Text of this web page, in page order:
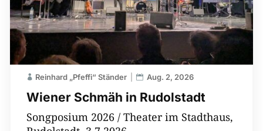
Wiener Schmäh in Rudolstadt
Reinhard „Pfeffi“ Ständer Aug. 2, 2026
Songposium 2026 / Theater im Stadthaus,